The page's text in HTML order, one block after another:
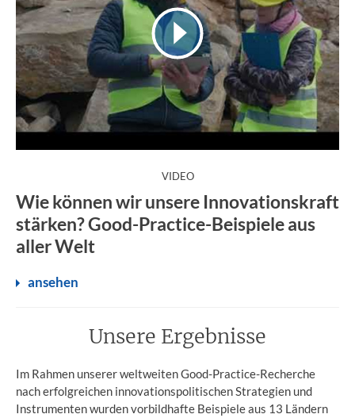
VIDEO:
Wie können wir unsere Innovationskraft
stärken? Good-Practice-Beispiele aus
aller Welt
ansehen
Unsere Ergebnisse
Im Rahmen unserer weltweiten Good-Practice-Recherche
nach erfolgreichen innovationspolitischen Strategien und
Instrumenten wurden vorbildhafte Beispiele aus 13 Ländern